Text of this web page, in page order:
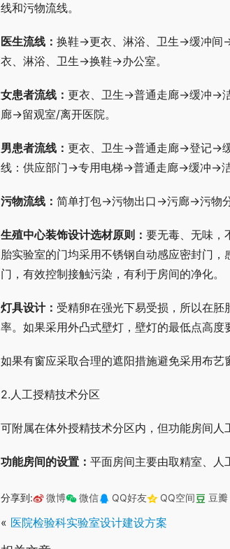
线和污物流线。
医生流线： 换鞋→更衣、淋浴、卫生→缓冲
衣、淋浴、卫生→换鞋→办公室。
女患者流线： 更衣、卫生→普通走廊→缓冲→
廊→留观室/离开医院。
男患者流线： 更衣、卫生→普通走廊→登记→
线：供应部门→专用电梯→普通走廊→缓冲→
污物流线： 简单打包→污物出口→污廊→污物
生殖中心装饰设计选材原则： 要无毒、无味，
胎实验室的门均采用不锈钢自动感应密封门
门，有效控制接触污染，有利于房间的净化。
灯具设计： 受精卵在强光下易受损，所以在
率。如果采用外凸式壁灯，壁灯的最低点高度
如果有窗应采取合理的遮阳措施避免采用布艺
2.人工授精技术分区
可附属在体外授精技术分区内，但功能房间人
功能房间的设置： 平面房间主要由取精室、人
分享到: 微博 微信 QQ好友 QQ空间 豆瓣
« 医院检验科实验室设计建设方案